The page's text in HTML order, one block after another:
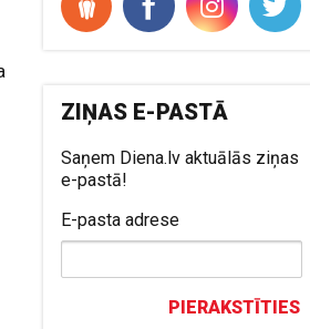
ZIŅAS E-PASTĀ
Saņem Diena.lv aktuālās ziņas
e-pastā!
E-pasta adrese
PIERAKSTĪTIES